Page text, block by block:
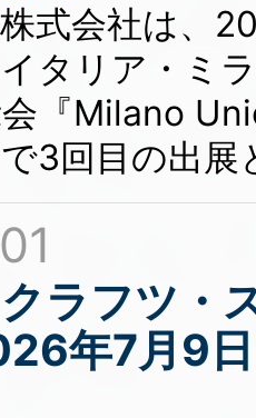
式会社は、
イタリア・ミ
『Milano
3回目の出展
ラフツ・
年7月9